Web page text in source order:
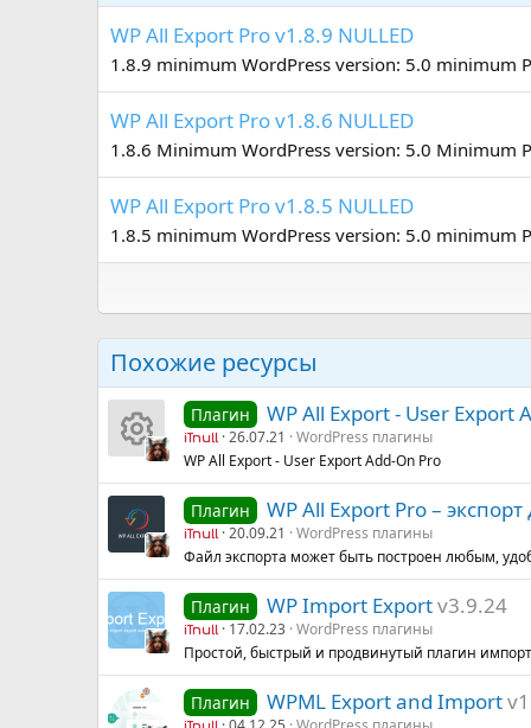
и
WP All Export Pro v1.8.9 NULLED
1.8.9 minimum WordPress version: 5.0 minimum
WP All Export Pro v1.8.6 NULLED
1.8.6 Minimum WordPress version: 5.0 Minimum
WP All Export Pro v1.8.5 NULLED
1.8.5 minimum WordPress version: 5.0 minimum
Похожие ресурсы
И
к
о
н
к
Плагин WP All Export - User Export
iTnull 26.07.21
WordPress плагины
WP All Export - User Export Add-On Pro
Плагин WP All Export Pro –
iTnull 20.09.21
WordPress плагины
Файл экспорта может быть построен любым,
Плагин WP Import Exportv3.9.24
iTnull 17.02.23 WordPress плагины
Простой, быстрый и продвинутый плагин
Плагин WPML Export and Import